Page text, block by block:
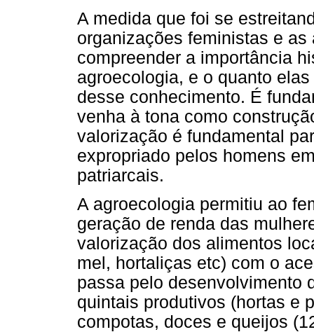
A medida que foi se
organizações feministas e
compreender a importância
agroecologia, e o quanto
desse conhecimento. É
venha à tona como
valorização é fundamental
expropriado pelos homens
patriarcais.
A agroecologia permitiu ao
geração de renda das
valorização dos alimentos
mel, hortaliças etc) com o
passa pelo desenvolvimento
quintais produtivos (hortas e
compotas, doces e queijos